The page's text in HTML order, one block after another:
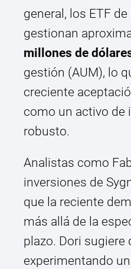
general, los ETF
gestionan
millones de
gestión (AUM), lo
creciente
como un activo de
robusto.
Analistas como
inversiones de
que la reciente
más allá de la
plazo. Dori sugiere
experimentando